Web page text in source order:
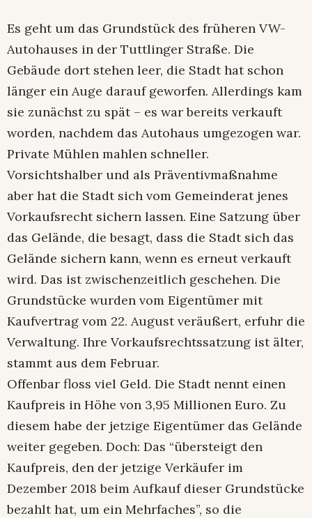
Es geht um das Grundstück des früheren VW-
Autohauses in der Tuttlinger Straße. Die
Gebäude dort stehen leer, die Stadt hat schon
länger ein Auge darauf geworfen. Allerdings kam
sie zunächst zu spät – es war bereits verkauft
worden, nachdem das Autohaus umgezogen war.
Private Mühlen mahlen schneller.
Vorsichtshalber und als Präventivmaßnahme
aber hat die Stadt sich vom Gemeinderat jenes
Vorkaufsrecht sichern lassen. Eine Satzung über
das Gelände, die besagt, dass die Stadt sich das
Gelände sichern kann, wenn es erneut verkauft
wird. Das ist zwischenzeitlich geschehen. Die
Grundstücke wurden vom Eigentümer mit
Kaufvertrag vom 22. August veräußert, erfuhr die
Verwaltung. Ihre Vorkaufsrechtssatzung ist älter,
stammt aus dem Februar.
Offenbar floss viel Geld. Die Stadt nennt einen
Kaufpreis in Höhe von 3,95 Millionen Euro. Zu
diesem habe der jetzige Eigentümer das Gelände
weiter gegeben. Doch: Das “übersteigt den
Kaufpreis, den der jetzige Verkäufer im
Dezember 2018 beim Aufkauf dieser Grundstücke
bezahlt hat, um ein Mehrfaches”, so die